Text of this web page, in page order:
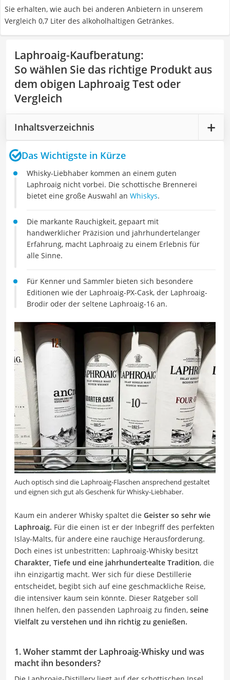
Sie erhalten, wie auch bei anderen Anbietern in unserem
Vergleich 0,7 Liter des alkoholhaltigen Getränkes.
Laphroaig-Kaufberatung:
So wählen Sie das richtige Produkt aus
dem obigen Laphroaig Test oder
Vergleich
Inhaltsverzeichnis
Das Wichtigste in Kürze
Whisky-Liebhaber kommen an einem guten
Laphroaig nicht vorbei. Die schottische Brennerei
bietet eine große Auswahl an Whiskys.
Die markante Rauchigkeit, gepaart mit
handwerklicher Präzision und jahrhundertelanger
Erfahrung, macht Laphroaig zu einem Erlebnis für
alle Sinne.
Für Kenner und Sammler bieten sich besondere
Editionen wie der Laphroaig-PX-Cask, der Laphroaig-
Brodir oder der seltene Laphroaig-16 an.
Auch optisch sind die Laphroaig-Flaschen ansprechend gestaltet
und eignen sich gut als Geschenk für Whisky-Liebhaber.
Kaum ein anderer Whisky spaltet die Geister so sehr wie
Laphroaig. Für die einen ist er der Inbegriff des perfekten
Islay-Malts, für andere eine rauchige Herausforderung.
Doch eines ist unbestritten: Laphroaig-Whisky besitzt
Charakter, Tiefe und eine jahrhundertealte Tradition, die
ihn einzigartig macht. Wer sich für diese Destillerie
entscheidet, begibt sich auf eine geschmackliche Reise,
die intensiver kaum sein könnte. Dieser Ratgeber soll
Ihnen helfen, den passenden Laphroaig zu finden, seine
Vielfalt zu verstehen und ihn richtig zu genießen.
1. Woher stammt der Laphroaig-Whisky und was
macht ihn besonders?